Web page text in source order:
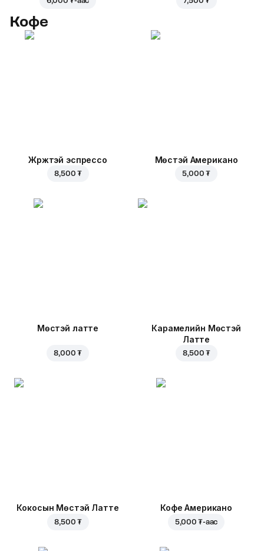
Кофе
Жүржтэй эспрессо
8,500 ₮
Мөстэй Американо
5,000 ₮
Мөстэй латте
8,000 ₮
Карамелийн Мөстэй
Латте
8,500 ₮
Кокосын Мөстэй Латте
8,500 ₮
Кофе Американо
5,000 ₮-аас